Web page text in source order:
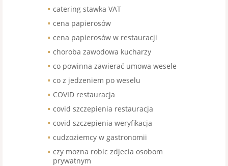
catering stawka VAT
cena papierosów
cena papierosów w restauracji
choroba zawodowa kucharzy
co powinna zawierać umowa wesele
co z jedzeniem po weselu
COVID restauracja
covid szczepienia restauracja
covid szczepienia weryfikacja
cudzoziemcy w gastronomii
czy mozna robic zdjecia osobom
prywatnym